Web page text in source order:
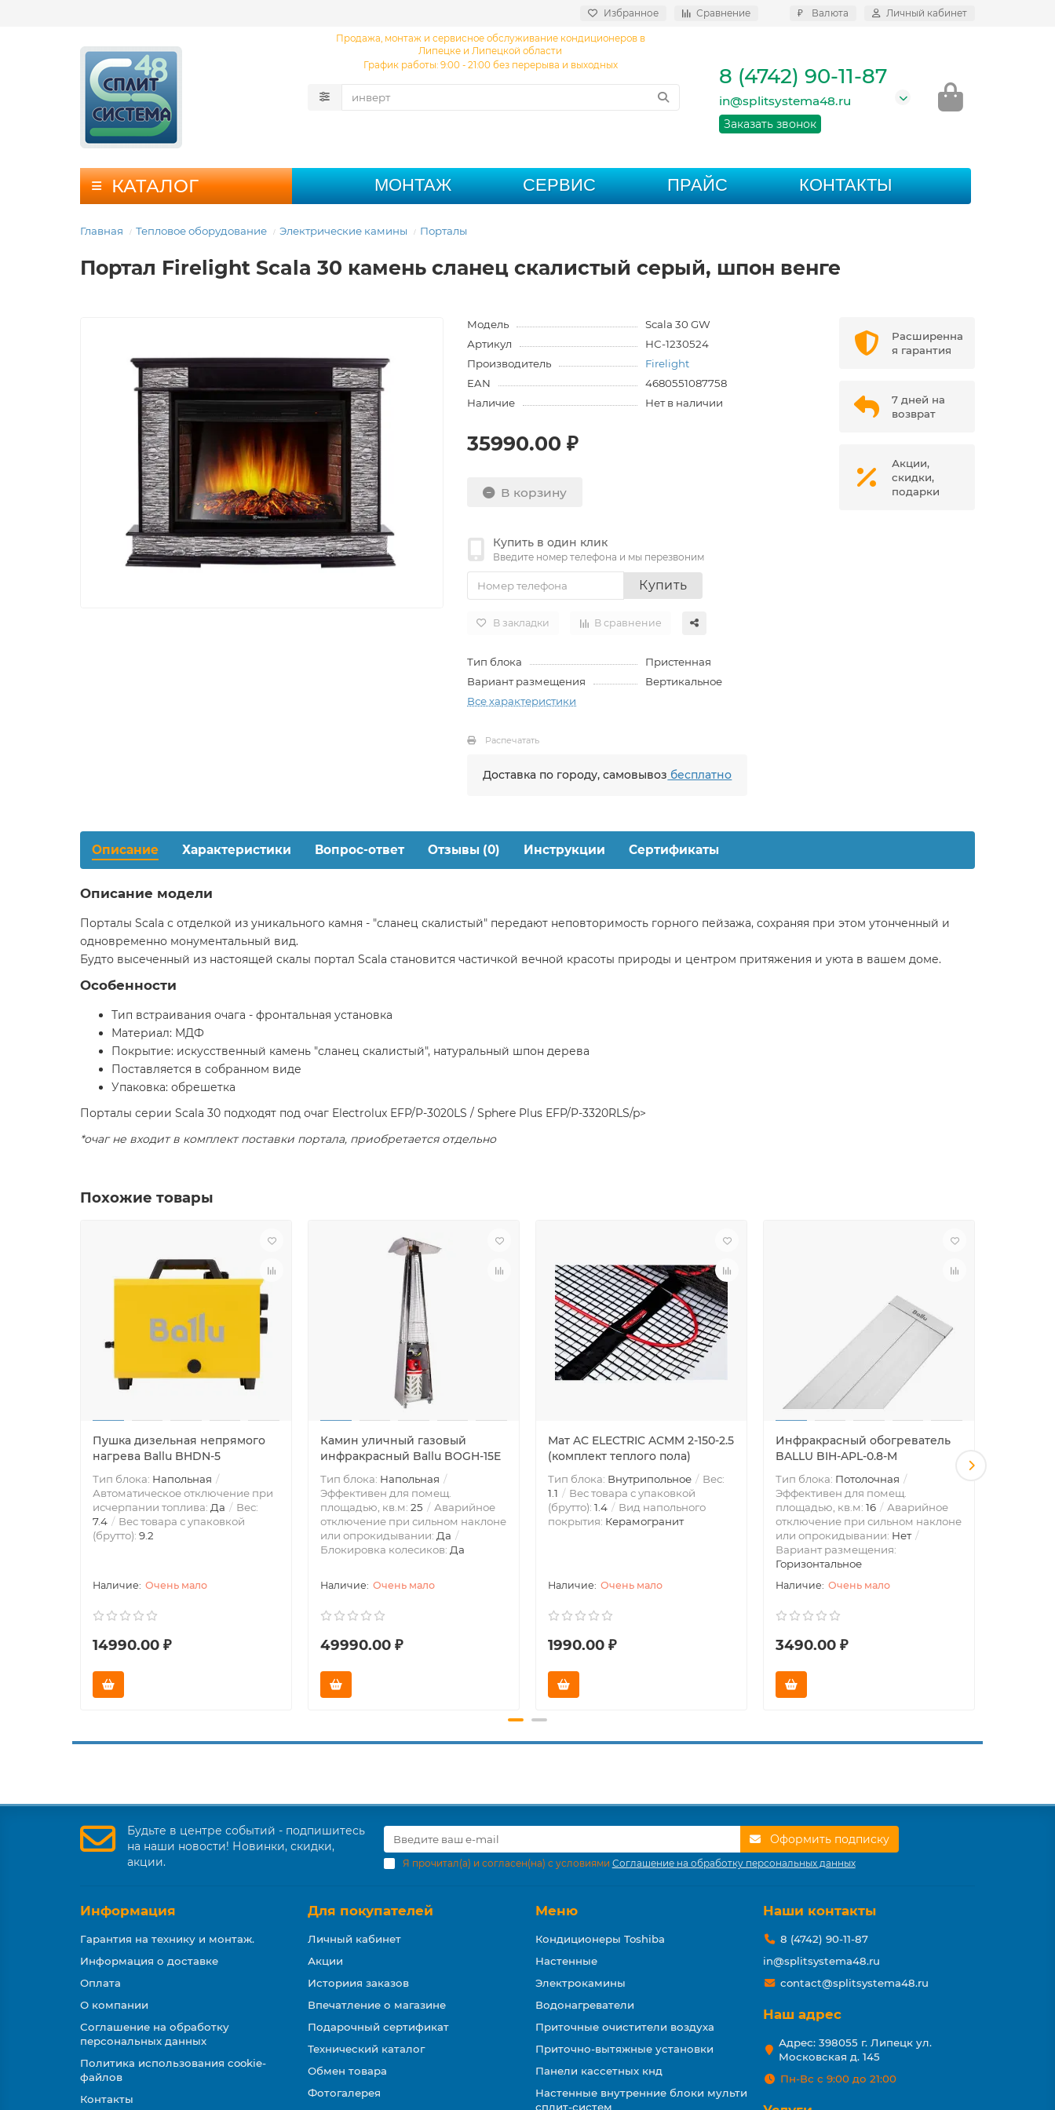
Избранное Сравнение ₽ Валюта Личный кабинет
Продажа, монтаж и сервисное обслуживание кондиционеров в
Липецке и Липецкой области
График работы: 9:00 - 21:00 без перерыва и выходных
8 (4742) 90-11-87
in@splitsystema48.ru
Заказать звонок
КАТАЛОГ МОНТАЖ СЕРВИС ПРАЙС КОНТАКТЫ
Главная Тепловое оборудование Электрические камины Порталы
Портал Firelight Scala 30 камень сланец скалистый серый, шпон венге
Модель
Scala 30 GW
Артикул
НС-1230524
Производитель
Firelight
EAN
4680551087758
Наличие
Нет в наличии
35990.00 ₽
В корзину
Купить в один клик
Введите номер телефона и мы перезвоним
Купить
В закладки В сравнение
Тип блока
Пристенная
Вариант размещения
Вертикальное
Все характеристики
Распечатать
Доставка по городу, самовывоз бесплатно
Расширенна
я гарантия
7 дней на
возврат
Акции,
скидки,
подарки
Описание Характеристики Вопрос-ответ Отзывы (0) Инструкции Сертификаты
Описание модели
Порталы Scala с отделкой из уникального камня - "сланец скалистый" передают неповторимость горного пейзажа, сохраняя при этом утонченный и
одновременно монументальный вид.
Будто высеченный из настоящей скалы портал Scala становится частичкой вечной красоты природы и центром притяжения и уюта в вашем доме.
Особенности
Тип встраивания очага - фронтальная установка
Материал: МДФ
Покрытие: искусственный камень "сланец скалистый", натуральный шпон дерева
Поставляется в собранном виде
Упаковка: обрешетка
Порталы серии Scala 30 подходят под очаг Electrolux EFP/P-3020LS / Sphere Plus EFP/P-3320RLS/p>
*очаг не входит в комплект поставки портала, приобретается отдельно
Похожие товары
Пушка дизельная непрямого
нагрева Ballu BHDN-5
Тип блока: Напольная
Автоматическое отключение при
исчерпании топлива: Да
Вес:
7.4
Вес товара с упаковкой
(брутто): 9.2
Очень мало
14990.00 ₽
Камин уличный газовый
инфракрасный Ballu BOGH-15E
Тип блока: Напольная
Эффективен для помещ.
площадью, кв.м: 25
Аварийное
отключение при сильном наклоне
или опрокидывании: Да
Блокировка колесиков: Да
Очень мало
49990.00 ₽
Мат AC ELECTRIC ACMM 2-150-2.5
(комплект теплого пола)
Тип блока: Внутрипольное
Вес:
1.1
Вес товара с упаковкой
(брутто): 1.4
Вид напольного
покрытия: Керамогранит
Очень мало
1990.00 ₽
Инфракрасный обогреватель
BALLU BIH-APL-0.8-M
Тип блока: Потолочная
Эффективен для помещ.
площадью, кв.м: 16
Аварийное
отключение при сильном наклоне
или опрокидывании: Нет
Вариант размещения:
Горизонтальное
Очень мало
3490.00 ₽
Будьте в центре событий - подпишитесь
на наши новости! Новинки, скидки,
акции.
Оформить подписку
Я прочитал(а) и согласен(на) с условиями Соглашение на обработку персональных данных
Информация
Гарантия на технику и монтаж.
Информация о доставке
Оплата
О компании
Соглашение на обработку
персональных данных
Политика использования cookie-
файлов
Контакты
Для покупателей
Личный кабинет
Акции
Историия заказов
Впечатление о магазине
Подарочный сертификат
Технический каталог
Обмен товара
Фотогалерея
Меню
Кондиционеры Toshiba
Настенные
Электрокамины
Водонагреватели
Приточные очистители воздуха
Приточно-вытяжные установки
Панели кассетных кнд
Настенные внутренние блоки мульти
сплит-систем
Наши контакты
8 (4742) 90-11-87
in@splitsystema48.ru
contact@splitsystema48.ru
Наш адрес
Адрес: 398055 г. Липецк ул.
Московская д. 145
Пн-Вс с 9:00 до 21:00